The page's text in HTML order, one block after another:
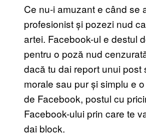
Ce nu-i amuzant e când se
profesionist și pozezi nud
artei. Facebook-ul e destul
pentru o poză nud
dacă tu dai report unui
morale sau pur și simplu e
de Facebook, postul cu
Facebook-ului prin care te
dai block.